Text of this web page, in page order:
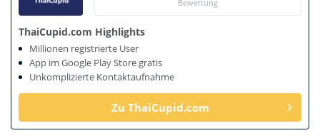
Bewertung
ThaiCupid.com Highlights
Millionen registrierte User
App im Google Play Store gratis
Unkomplizierte Kontaktaufnahme
Zu ThaiCupid.com